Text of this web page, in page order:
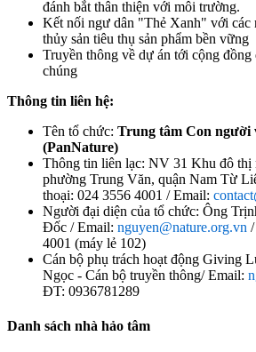
đánh bắt thân thiện với môi trường.
Kết nối ngư dân "Thẻ Xanh" với các
thủy sản tiêu thụ sản phẩm bền vững
Truyền thông về dự án tới cộng
chúng
Thông tin liên hệ:
Tên tổ chức: Trung tâm Con người
(PanNature)
Thông tin liên lạc: NV 31 Khu đô thị
phường Trung Văn, quận Nam Từ
thoại: 024 3556 4001 / Email:
Người đại diện của tổ chức: Ông
Đốc / Email: nguyen@nature.org.vn
4001 (máy lẻ 102)
Cán bộ phụ trách hoạt động Giving
Ngọc - Cán bộ truyền thông/ Email:
ĐT: 0936781289
Danh sách nhà hảo tâm